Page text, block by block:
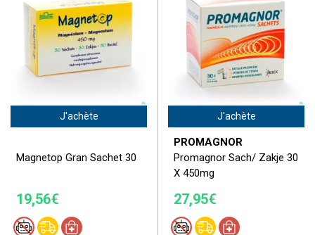
J'achète
Magnetop Gran Sachet 30
19,56€
J'achète
PROMAGNOR
Promagnor Sach/ Zakje 30
X 450mg
27,95€